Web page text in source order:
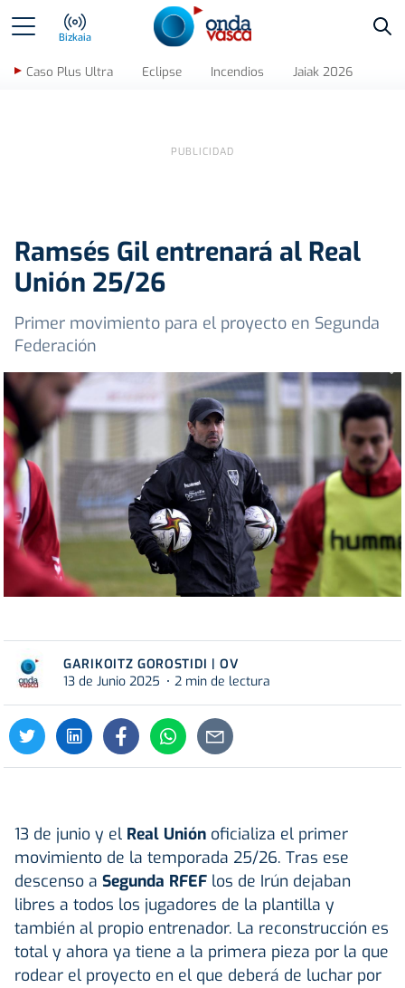
Bizkaia
Caso Plus Ultra Eclipse Incendios Jaiak 2026
Ramsés Gil entrenará al Real
Unión 25/26
Primer movimiento para el proyecto en Segunda
Federación
GARIKOITZ GOROSTIDI | OV
13 de Junio 2025
2 min de lectura
13 de junio y el Real Unión oficializa el primer
movimiento de la temporada 25/26. Tras ese
descenso a Segunda RFEF los de Irún dejaban
libres a todos los jugadores de la plantilla y
también al propio entrenador. La reconstrucción es
total y ahora ya tiene a la primera pieza por la que
rodear el proyecto en el que deberá de luchar por